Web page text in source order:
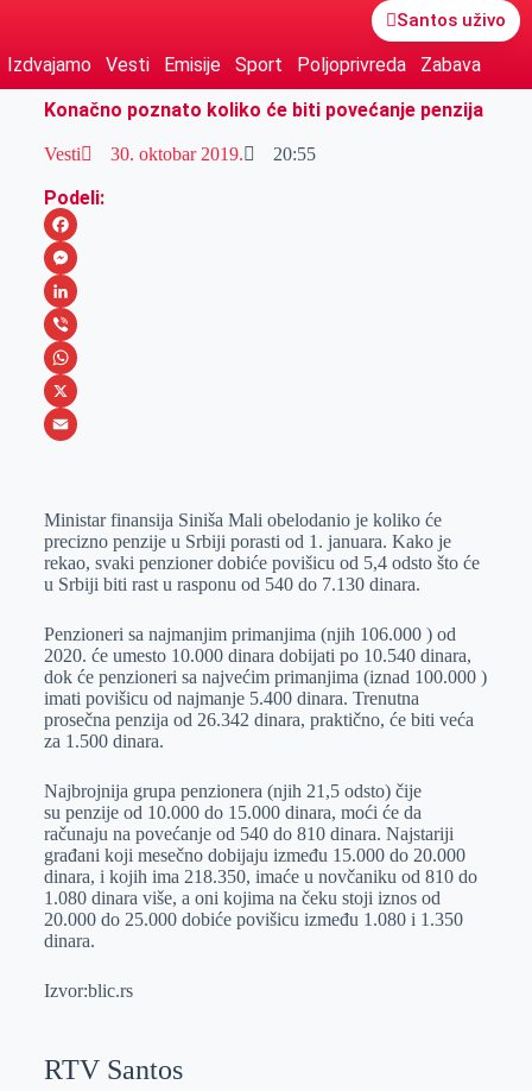
Santos uživo
Izdvajamo Vesti Emisije Sport Poljoprivreda
Zabava
Konačno poznato koliko će biti povećanje penzija
Vesti 30. oktobar 2019. 20:55
Podeli:
F
a
c
e
b
o
M
e
s
s
e
e
r
L
i
n
k
I
n
V
i
b
W
h
s
A
p
p
X
a
i
l
Ministar finansija Siniša Mali obelodanio je koliko će
precizno penzije u Srbiji porasti od 1. januara. Kako je
rekao, svaki penzioner dobiće povišicu od 5,4 odsto što će
u Srbiji biti rast u rasponu od 540 do 7.130 dinara.
Penzioneri sa najmanjim primanjima (njih 106.000 ) od
2020. će umesto 10.000 dinara dobijati po 10.540 dinara,
dok će penzioneri sa najvećim primanjima (iznad 100.000 )
imati povišicu od najmanje 5.400 dinara. Trenutna
prosečna penzija od 26.342 dinara, praktično, će biti veća
za 1.500 dinara.
Najbrojnija grupa penzionera (njih 21,5 odsto) čije
su penzije od 10.000 do 15.000 dinara, moći će da
računaju na povećanje od 540 do 810 dinara. Najstariji
građani koji mesečno dobijaju između 15.000 do 20.000
dinara, i kojih ima 218.350, imaće u novčaniku od 810 do
1.080 dinara više, a oni kojima na čeku stoji iznos od
20.000 do 25.000 dobiće povišicu između 1.080 i 1.350
dinara.
Izvor:blic.rs
RTV Santos